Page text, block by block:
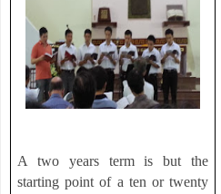
A two years term is but the
starting point of a ten or twenty